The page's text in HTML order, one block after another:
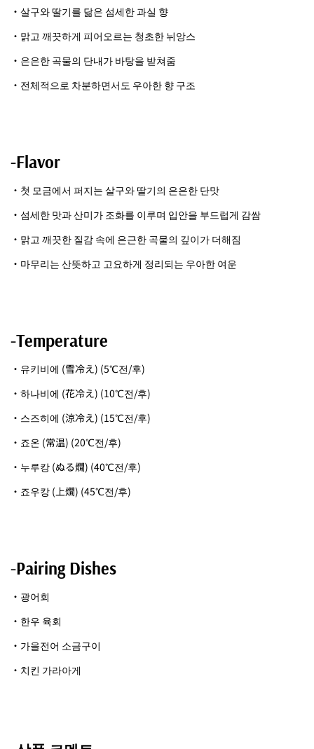
・살구와 딸기를 닮은 섬세한 과실 향
・맑고 깨끗하게 피어오르는 청초한 뉘앙스
・은은한 곡물의 단내가 바탕을 받쳐줌
・전체적으로 차분하면서도 우아한 향 구조
-Flavor
・첫 모금에서 퍼지는 살구와 딸기의 은은한 단맛
・섬세한 맛과 산미가 조화를 이루며 입안을 부드럽게 감쌈
・맑고 깨끗한 질감 속에 은근한 곡물의 깊이가 더해짐
・마무리는 산뜻하고 고요하게 정리되는 우아한 여운
-Temperature
・유키비에 (雪冷え) (5℃전/후)
・하나비에 (花冷え) (10℃전/후)
・스즈히에 (涼冷え) (15℃전/후)
・죠온 (常温) (20℃전/후)
・누루캉 (ぬる燗) (40℃전/후)
・죠우캉 (上燗) (45℃전/후)
-Pairing Dishes
・광어회
・한우 육회
・가을전어 소금구이
・치킨 가라아게